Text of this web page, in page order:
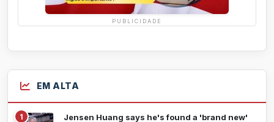
PUBLICIDADE
EM ALTA
1
Jensen Huang says he's found a 'brand new'